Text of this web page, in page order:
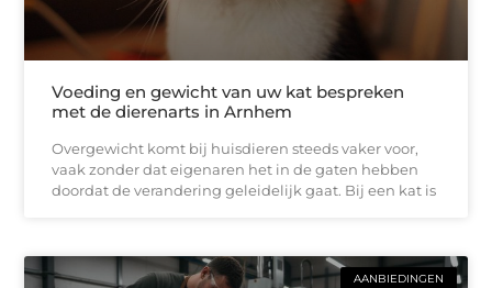
Voeding en gewicht van uw kat bespreken
met de dierenarts in Arnhem
Overgewicht komt bij huisdieren steeds vaker voor,
vaak zonder dat eigenaren het in de gaten hebben
doordat de verandering geleidelijk gaat. Bij een kat is
AANBIEDINGEN